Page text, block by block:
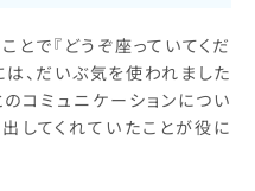
とで『どうぞ座っていてくだ
は、だいぶ気を使われました
コミュニケーションについ
してくれていたことが役に